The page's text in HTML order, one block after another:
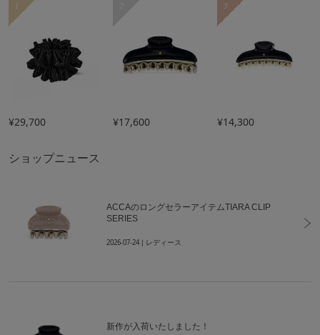
1
¥29,700 ¥17,600
3
¥14,300
ショップニュース
ACCAのロングセラーアイテムTIARA CLIP
SERIES
2026-07-24| レディース
新作が入荷いたしました！